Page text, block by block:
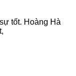
tốt. Hoàng Hà